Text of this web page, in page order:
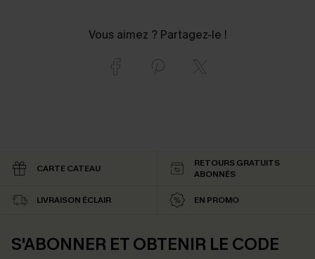
Vous aimez ? Partagez-le !
CARTE CATEAU
RETOURS GRATUITS
ABONNÉS
LIVRAISON ÉCLAIR EN PROMO
S'ABONNER ET OBTENIR LE CODE